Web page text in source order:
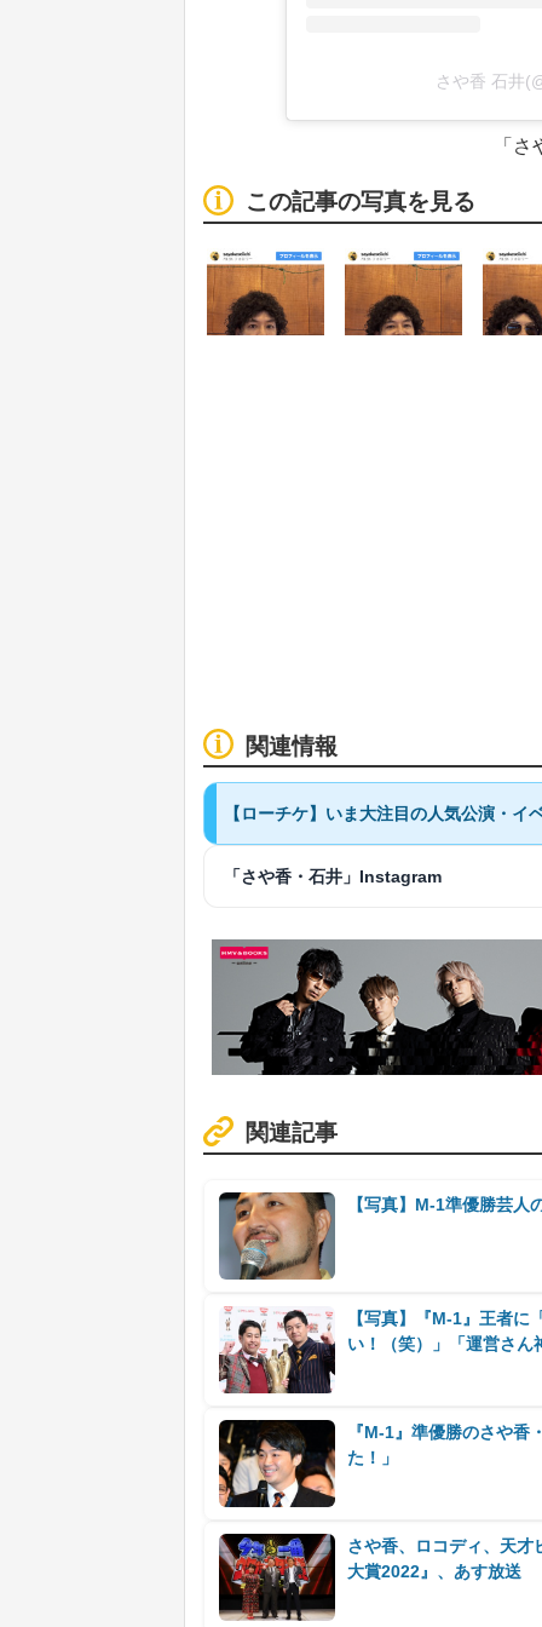
さや香 石井
「
この記事の写真を見る
関連情報
【ローチケ】いま大注目の人気公演・イ
「さや香・石井」Instagram
関連記事
【写真】M-1準優勝芸
【写真】『M-1』王者
い！（笑）」「運営さん
『M-1』準優勝のさや
た！」
さや香、ロコディ、天
大賞2022』、あす放送